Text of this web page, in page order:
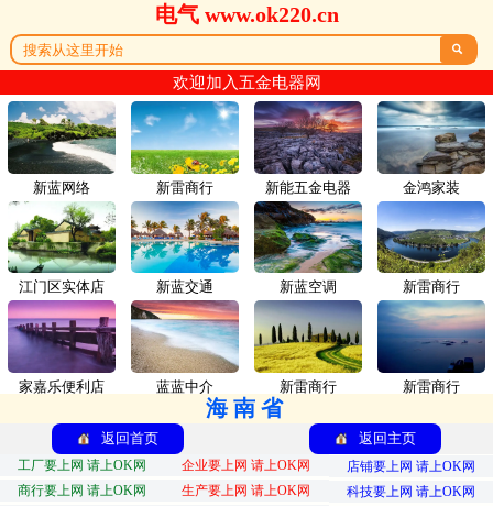
电气 www.ok220.cn

欢迎加入五金电器网
新蓝网络 新雷商行
江门区实体店 新蓝交通
家嘉乐便利店 蓝蓝中介
新能五金电器 金鸿家装
新蓝空调 新雷商行
新雷商行 新雷商行
海南省
返回首页 返回主页
工厂要上网 请上OK网 企业要上网 请上OK网
店铺要上网 请上OK网
商行要上网 请上OK网
生产要上网 请上OK网
科技要上网 请上OK网